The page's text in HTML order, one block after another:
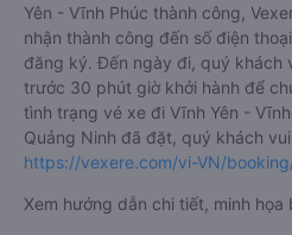
Yên - Vĩnh Phúc thành công,
nhận thành công đến số điện
đăng ký. Đến ngày đi, quý khách
trước 30 phút giờ khởi hành để
tình trạng vé xe đi Vĩnh Yên -
Quảng Ninh đã đặt, quý khách
https://vexere.com/vi-VN/
Xem hướng dẫn chi tiết, minh họa